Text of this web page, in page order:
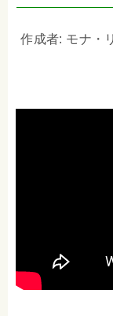
作成者: モナ・